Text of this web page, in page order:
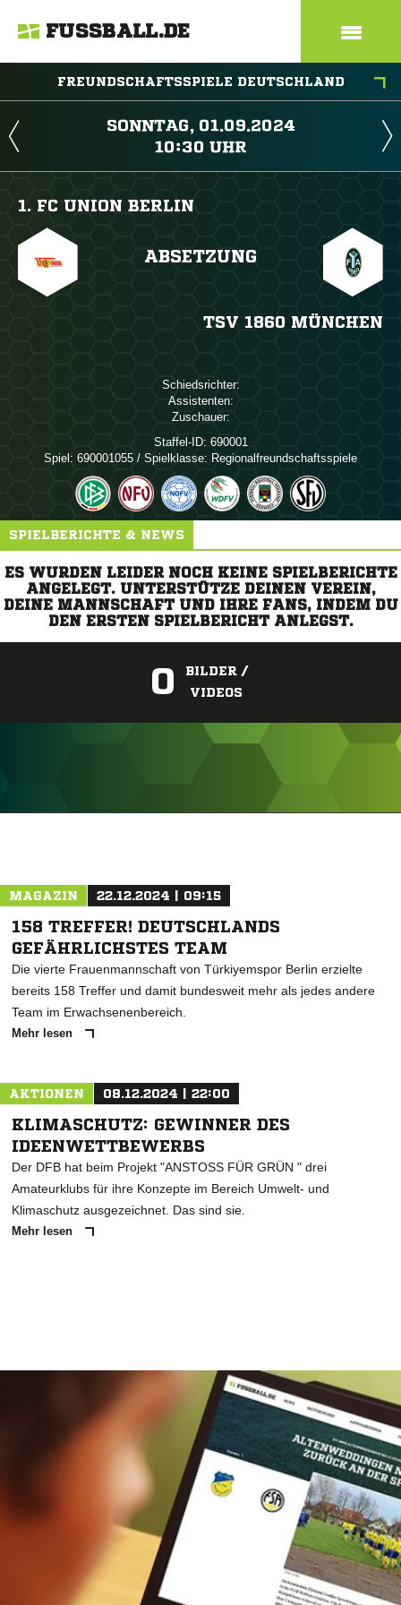
FUSSBALL.DE
FREUNDSCHAFTSSPIELE DEUTSCHLAND
 
 
1. FC UNION BERLIN
ABSETZUNG
TSV 1860 MÜNCHEN
Schiedsrichter:
Assistenten:
Zuschauer:
Staffel-ID: 690001
Spiel: 690001055 / Spielklasse: Regionalfreundschaftsspiele
SPIELBERICHTE & NEWS
ES WURDEN LEIDER NOCH KEINE SPIELBERICHTE
ANGELEGT. UNTERSTÜTZE DEINEN VEREIN,
DEINE MANNSCHAFT UND IHRE FANS, INDEM DU
DEN ERSTEN SPIELBERICHT ANLEGST.
0
BILDER /
VIDEOS
MAGAZIN 22.12.2024 | 09:15
158 TREFFER! DEUTSCHLANDS
GEFÄHRLICHSTES TEAM
Die vierte Frauenmannschaft von Türkiyemspor Berlin erzielte
bereits 158 Treffer und damit bundesweit mehr als jedes andere
Team im Erwachsenenbereich.
Mehr lesen
AKTIONEN 08.12.2024 | 22:00
KLIMASCHUTZ: GEWINNER DES
IDEENWETTBEWERBS
Der DFB hat beim Projekt "ANSTOSS FÜR GRÜN " drei
Amateurklubs für ihre Konzepte im Bereich Umwelt- und
Klimaschutz ausgezeichnet. Das sind sie.
Mehr lesen